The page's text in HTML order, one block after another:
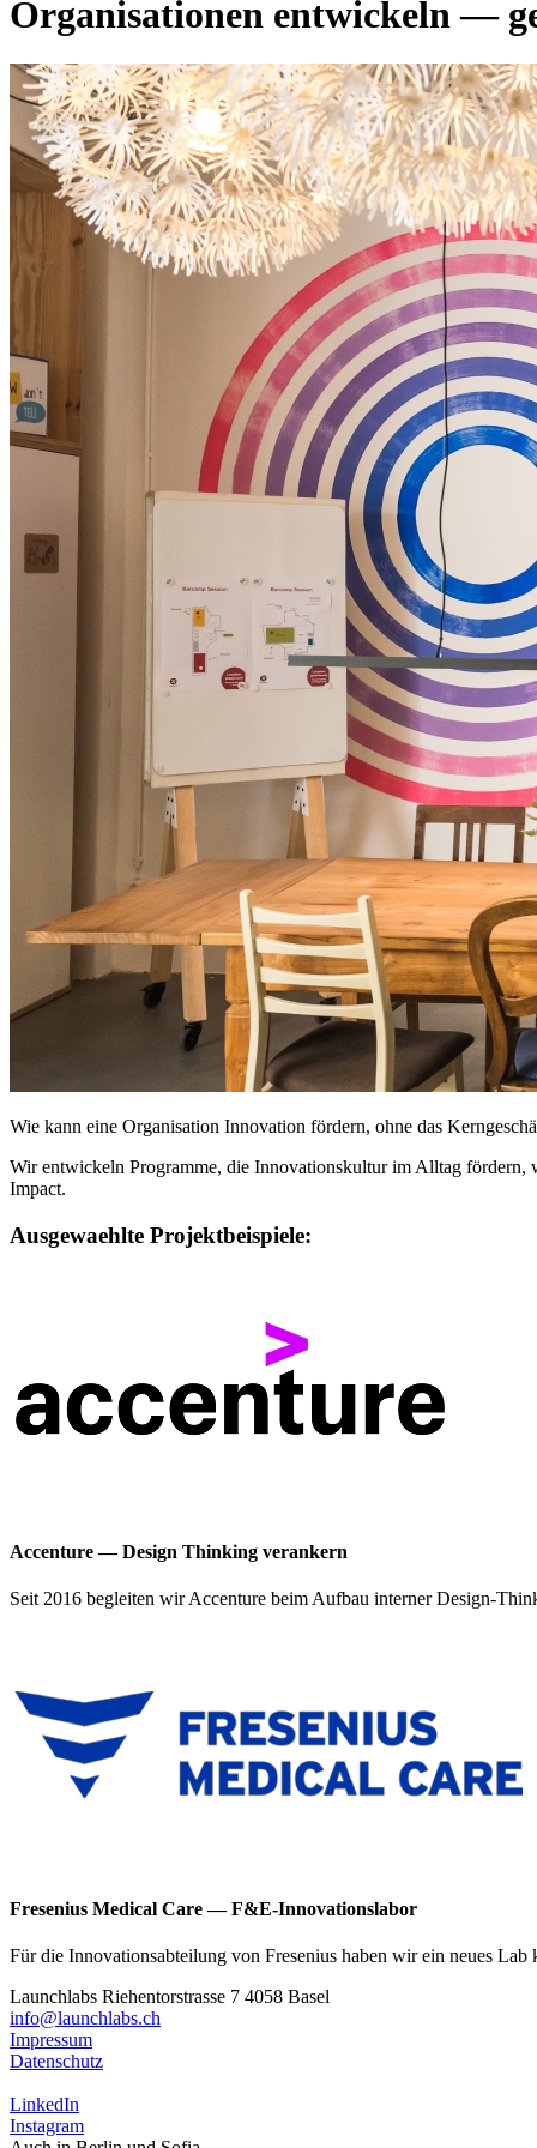
Organisationen entwickeln —
Wie kann eine Organisation Innovation fördern, ohne das
Wir entwickeln Programme, die Innovationskultur im Alltag fördern,
Impact.
Ausgewaehlte Projektbeispiele:
Accenture — Design Thinking verankern
Seit 2016 begleiten wir Accenture beim Aufbau interner Design-
Fresenius Medical Care — F&E-Innovationslabor
Für die Innovationsabteilung von Fresenius haben wir ein neues
Launchlabs Riehentorstrasse 7 4058 Basel
info@launchlabs.ch
Impressum
Datenschutz
LinkedIn
Instagram